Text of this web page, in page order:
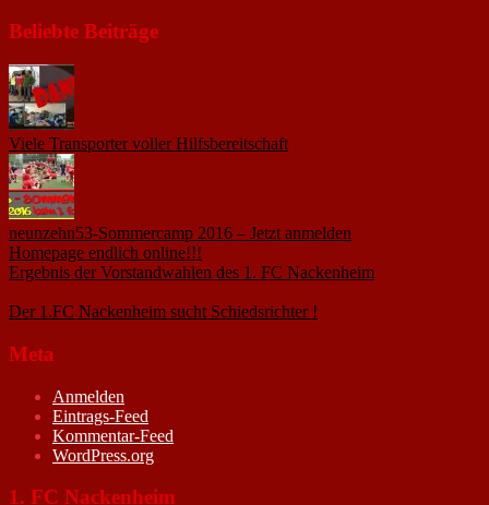
Beliebte Beiträge
Viele Transporter voller Hilfsbereitschaft
neunzehn53-Sommercamp 2016 – Jetzt anmelden
Homepage endlich online!!!
Ergebnis der Vorstandwahlen des 1. FC Nackenheim
Der 1.FC Nackenheim sucht Schiedsrichter !
Meta
Anmelden
Eintrags-Feed
Kommentar-Feed
WordPress.org
1. FC Nackenheim